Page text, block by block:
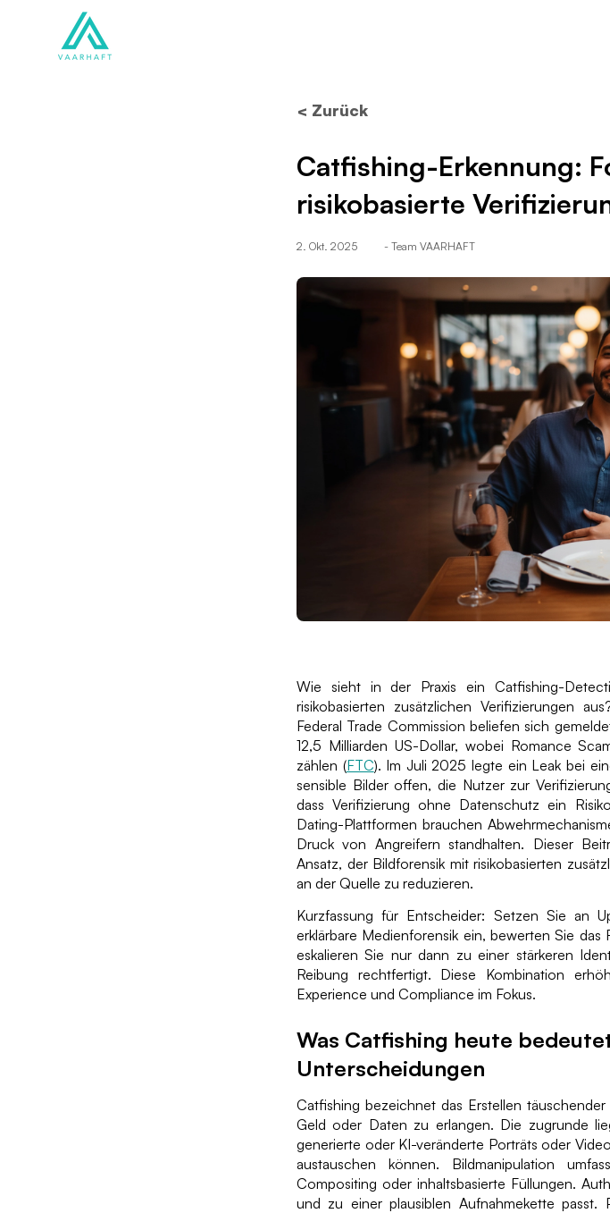
< Zurück
Catfishing-Erkennung:
risikobasierte
2. Okt. 2025 - Team VAARHAFT
Wie sieht in der Praxis ein Catfishing-
risikobasierten zusätzlichen Verifizierungen
Federal Trade Commission beliefen sich
12,5 Milliarden US-Dollar, wobei Romance
zählen (FTC). Im Juli 2025 legte ein Leak bei
sensible Bilder offen, die Nutzer zur
dass Verifizierung ohne Datenschutz ein
Dating-Plattformen brauchen
Druck von Angreifern standhalten. Dieser
Ansatz, der Bildforensik mit risikobasierten
an der Quelle zu reduzieren.
Kurzfassung für Entscheider: Setzen Sie an
erklärbare Medienforensik ein, bewerten Sie
eskalieren Sie nur dann zu einer stärkeren
Reibung rechtfertigt. Diese Kombination
Experience und Compliance im Fokus.
Was Catfishing heute
Unterscheidungen
Catfishing bezeichnet das Erstellen
Geld oder Daten zu erlangen. Die zugrunde
generierte oder KI-veränderte Porträts oder
austauschen können. Bildmanipulation
Compositing oder inhaltsbasierte Füllungen.
und zu einer plausiblen Aufnahmekette